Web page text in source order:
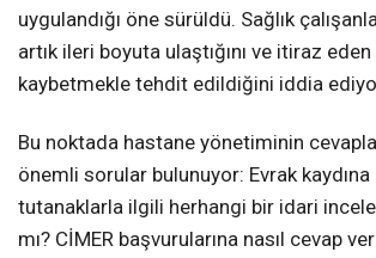
uygulandığı öne sürüldü. Sağlık
artık ileri boyuta ulaştığını ve itiraz
kaybetmekle tehdit edildiğini iddia
Bu noktada hastane yönetiminin
önemli sorular bulunuyor: Evrak kaydına
tutanaklarla ilgili herhangi bir idari
mı? CİMER başvurularına nasıl cevap